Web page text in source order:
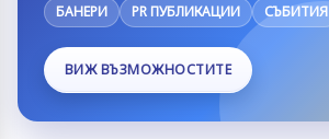
БАНЕРИ PR ПУБЛИКАЦИИ СЪБИТИЯ
ВИЖ ВЪЗМОЖНОСТИТЕ